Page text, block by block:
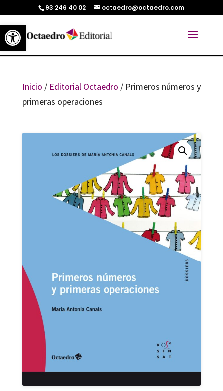
Abrir barra de herramientas
93 246 40 02 octaedro@octaedro.com
Inicio / Editorial Octaedro / Primeros números y
primeras operaciones